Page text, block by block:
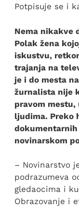
Potpisuje se i
Nema nikakve
Polak žena
iskustvu,
trajanja na
je i do mesta
žurnalista nije
pravom mestu,
ljudima. Preko
dokumentarnih
novinarskom
– Novinarstvo
podrazumeva
gledaocima i
Obrazovanje i